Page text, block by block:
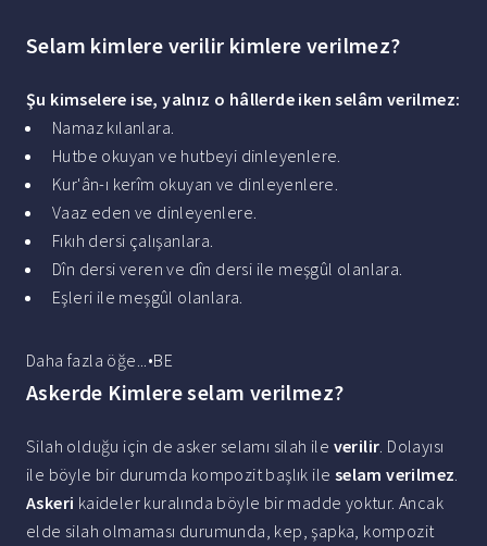
Selam kimlere verilir kimlere verilmez?
Şu kimselere ise, yalnız o hâllerde ikenselâm verilmez:
Namaz kılanlara.
Hutbe okuyan ve hutbeyi dinleyenlere.
Kur'ân-ı kerîm okuyan ve dinleyenlere.
Vaaz eden ve dinleyenlere.
Fıkıh dersi çalışanlara.
Dîn dersi veren ve dîn dersi ile meşgûl olanlara.
Eşleri ile meşgûl olanlara.
Daha fazla öğe...•BE
Askerde Kimlere selam verilmez?
Silah olduğu için de asker selamı silah ile verilir. Dolayısı
ile böyle bir durumda kompozit başlık ile selam verilmez.
Askeri kaideler kuralında böyle bir madde yoktur. Ancak
elde silah olmaması durumunda, kep, şapka, kompozit